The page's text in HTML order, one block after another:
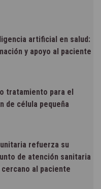
artificial en salud:
y apoyo al paciente
tratamiento para el
de célula pequeña
refuerza su
de atención sanitaria
al paciente